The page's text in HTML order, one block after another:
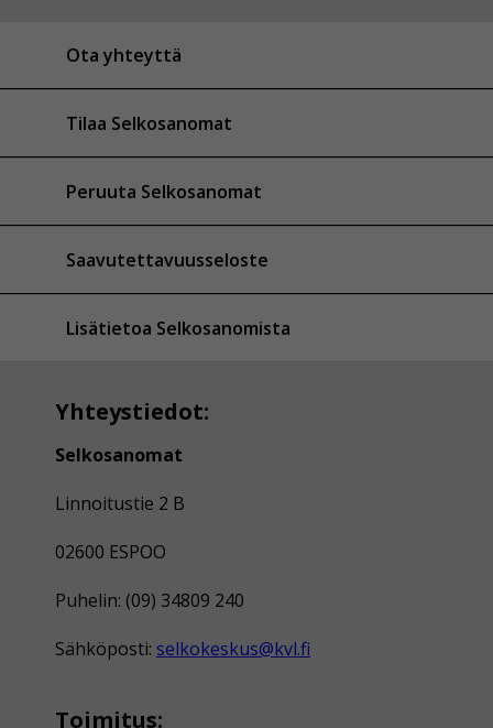
Ota yhteyttä
Tilaa Selkosanomat
Peruuta Selkosanomat
Saavutettavuusseloste
Lisätietoa Selkosanomista
Yhteystiedot:
Selkosanomat
Linnoitustie 2 B
02600 ESPOO
Puhelin: (09) 34809 240
Sähköposti: selkokeskus@kvl.fi
Toimitus: